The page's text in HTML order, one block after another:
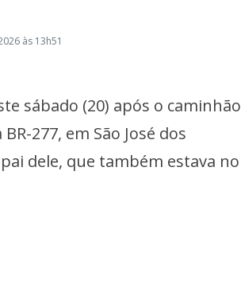
às 13h51
sábado (20) após o caminhão
277, em São José dos
dele, que também estava no